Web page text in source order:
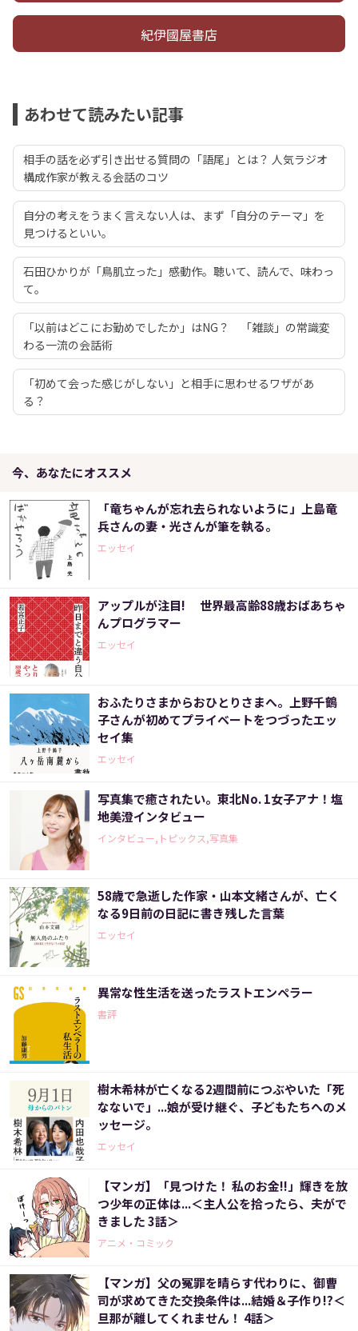
紀伊國屋書店
あわせて読みたい記事
相手の話を必ず引き出せる質問の「語尾」とは？ 人気ラジオ
構成作家が教える会話のコツ
自分の考えをうまく言えない人は、まず「自分のテーマ」を
見つけるといい。
石田ひかりが「鳥肌立った」感動作。聴いて、読んで、味わっ
て。
「以前はどこにお勤めでしたか」はNG？ 「雑談」の常識変
わる一流の会話術
「初めて会った感じがしない」と相手に思わせるワザがあ
る？
今、あなたにオススメ
「竜ちゃんが忘れ去られないように」上島竜
兵さんの妻・光さんが筆を執る。
エッセイ
アップルが注目! 世界最高齢88歳おばあちゃ
んプログラマー
エッセイ
おふたりさまからおひとりさまへ。上野千鶴
子さんが初めてプライベートをつづったエッ
セイ集
エッセイ
写真集で癒されたい。東北No. 1女子アナ！塩
地美澄インタビュー
インタビュー,トピックス,写真集
58歳で急逝した作家・山本文緒さんが、亡く
なる9日前の日記に書き残した言葉
エッセイ
異常な性生活を送ったラストエンペラー
書評
樹木希林が亡くなる2週間前につぶやいた「死
なないで」...娘が受け継ぐ、子どもたちへのメ
ッセージ。
エッセイ
【マンガ】「見つけた！ 私のお金!!」輝きを放
つ少年の正体は...＜主人公を拾ったら、夫がで
きました 3話＞
アニメ・コミック
【マンガ】父の冤罪を晴らす代わりに、御曹
司が求めてきた交換条件は...結婚＆子作り!?＜
旦那が離してくれません！ 4話＞